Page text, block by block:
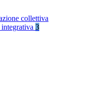
collettiva
3